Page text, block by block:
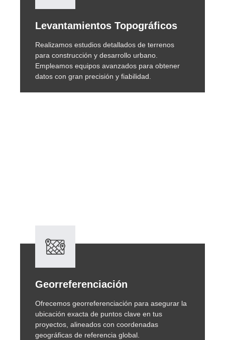
Levantamientos Topográficos
Realizamos estudios detallados de terrenos
para construcción y desarrollo urbano.
Empleamos equipos avanzados para obtener
datos con gran precisión y fiabilidad.
Georreferenciación
Ofrecemos georreferenciación para asegurar la
ubicación exacta de puntos clave en tus
proyectos, alineados con coordenadas
geográficas de referencia global.